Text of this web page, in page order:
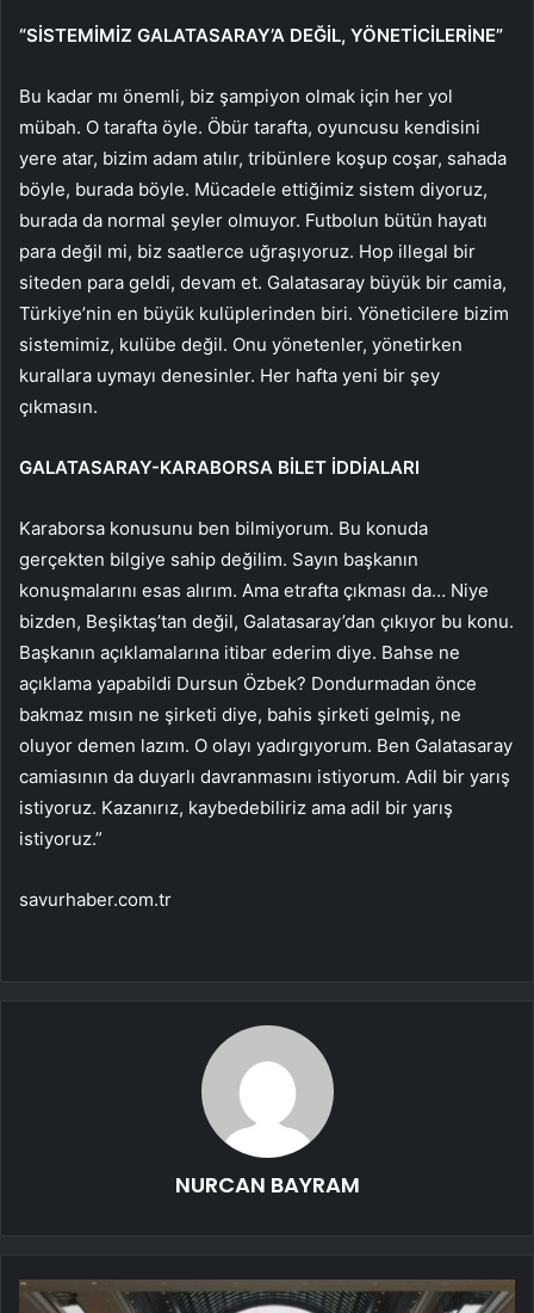
“SİSTEMİMİZ GALATASARAY’A DEĞİL, YÖNETİCİLERİNE”
Bu kadar mı önemli, biz şampiyon olmak için her yol
mübah. O tarafta öyle. Öbür tarafta, oyuncusu kendisini
yere atar, bizim adam atılır, tribünlere koşup coşar, sahada
böyle, burada böyle. Mücadele ettiğimiz sistem diyoruz,
burada da normal şeyler olmuyor. Futbolun bütün hayatı
para değil mi, biz saatlerce uğraşıyoruz. Hop illegal bir
siteden para geldi, devam et. Galatasaray büyük bir camia,
Türkiye’nin en büyük kulüplerinden biri. Yöneticilere bizim
sistemimiz, kulübe değil. Onu yönetenler, yönetirken
kurallara uymayı denesinler. Her hafta yeni bir şey
çıkmasın.
GALATASARAY-KARABORSA BİLET İDDİALARI
Karaborsa konusunu ben bilmiyorum. Bu konuda
gerçekten bilgiye sahip değilim. Sayın başkanın
konuşmalarını esas alırım. Ama etrafta çıkması da… Niye
bizden, Beşiktaş’tan değil, Galatasaray’dan çıkıyor bu konu.
Başkanın açıklamalarına itibar ederim diye. Bahse ne
açıklama yapabildi Dursun Özbek? Dondurmadan önce
bakmaz mısın ne şirketi diye, bahis şirketi gelmiş, ne
oluyor demen lazım. O olayı yadırgıyorum. Ben Galatasaray
camiasının da duyarlı davranmasını istiyorum. Adil bir yarış
istiyoruz. Kazanırız, kaybedebiliriz ama adil bir yarış
istiyoruz.”
savurhaber.com.tr
NURCAN BAYRAM